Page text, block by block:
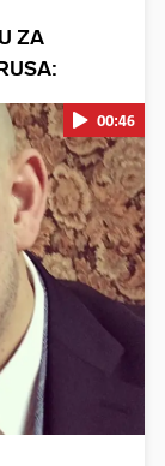
ZA
00:46